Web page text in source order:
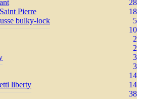
28
Pierre
18
bulky-lock
5
10
2
2
3
3
14
liberty
14
38